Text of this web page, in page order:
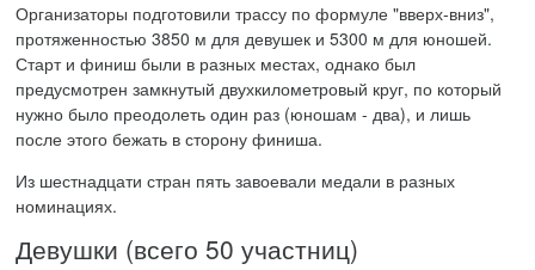
Организаторы подготовили трассу по формуле "вверх-вниз",
протяженностью 3850 м для девушек и 5300 м для юношей.
Старт и финиш были в разных местах, однако был
предусмотрен замкнутый двухкилометровый круг, по который
нужно было преодолеть один раз (юношам - два), и лишь
после этого бежать в сторону финиша.
Из шестнадцати стран пять завоевали медали в разных
номинациях.
Девушки (всего 50 участниц)